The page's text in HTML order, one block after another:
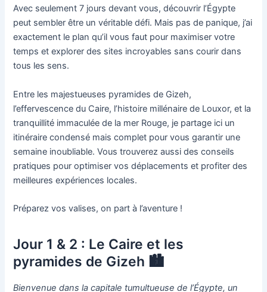
Avec seulement 7 jours devant vous, découvrir l’Égypte
peut sembler être un véritable défi. Mais pas de panique, j’ai
exactement le plan qu’il vous faut pour maximiser votre
temps et explorer des sites incroyables sans courir dans
tous les sens.
Entre les majestueuses pyramides de Gizeh,
l’effervescence du Caire, l’histoire millénaire de Louxor, et la
tranquillité immaculée de la mer Rouge, je partage ici un
itinéraire condensé mais complet pour vous garantir une
semaine inoubliable. Vous trouverez aussi des conseils
pratiques pour optimiser vos déplacements et profiter des
meilleures expériences locales.
Préparez vos valises, on part à l’aventure !
Jour 1 & 2 : Le Caire et les
pyramides de Gizeh 🏙️
Bienvenue dans la capitale tumultueuse de l’Égypte, un